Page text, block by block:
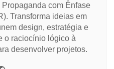
com Ênfase
Transforma ideias em
design, estratégia e
o raciocínio lógico à
desenvolver projetos.